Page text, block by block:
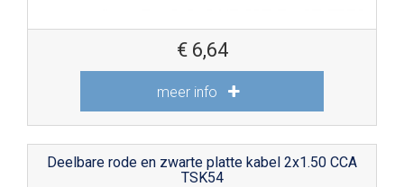
€ 6,64
meer info
Deelbare rode en zwarte platte kabel 2x1.50 CCA
TSK54